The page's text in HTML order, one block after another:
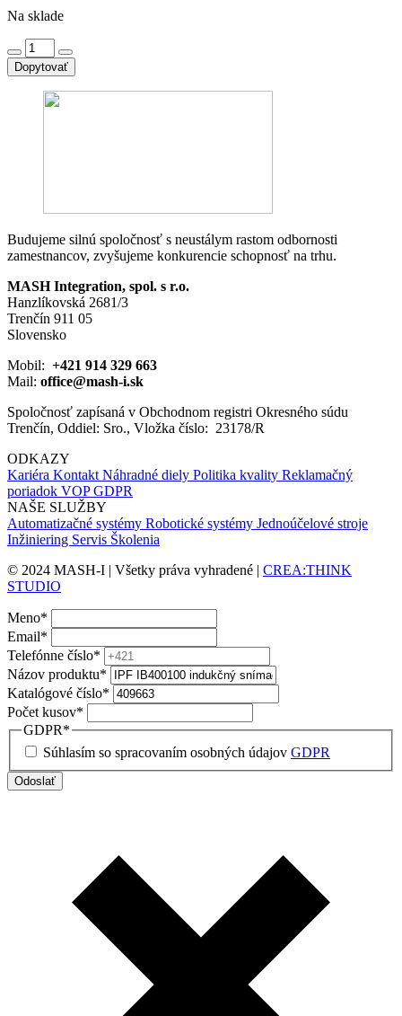
Na sklade
množstvo
IPF
IB400100
indukčný
snímač
Dopytovať
Budujeme silnú spoločnosť s neustálym rastom odbornosti
zamestnancov, zvyšujeme konkurencie schopnosť na trhu.
MASH Integration, spol. s r.o.
Hanzlíkovská 2681/3
Trenčín 911 05
Slovensko
Mobil: +421 914 329 663
Mail: office@mash-i.sk
Spoločnosť zapísaná v Obchodnom registri Okresného súdu
Trenčín, Oddiel: Sro., Vložka číslo: 23178/R
ODKAZY
Kariéra Kontakt Náhradné diely Politika kvality Reklamačný
poriadok VOPGDPR
NAŠE SLUŽBY
Automatizačné systémy Robotické systémy Jednoúčelové stroje
Inžiniering Servis Školenia
© 2024 MASH-I | Všetky práva vyhradené | CREA:THINK
STUDIO
Meno*
Email*
Telefónne číslo*
Názov produktu*
Katalógové číslo*
Počet kusov*
GDPR*
Súhlasím so spracovaním osobných údajov GDPR
Odoslať